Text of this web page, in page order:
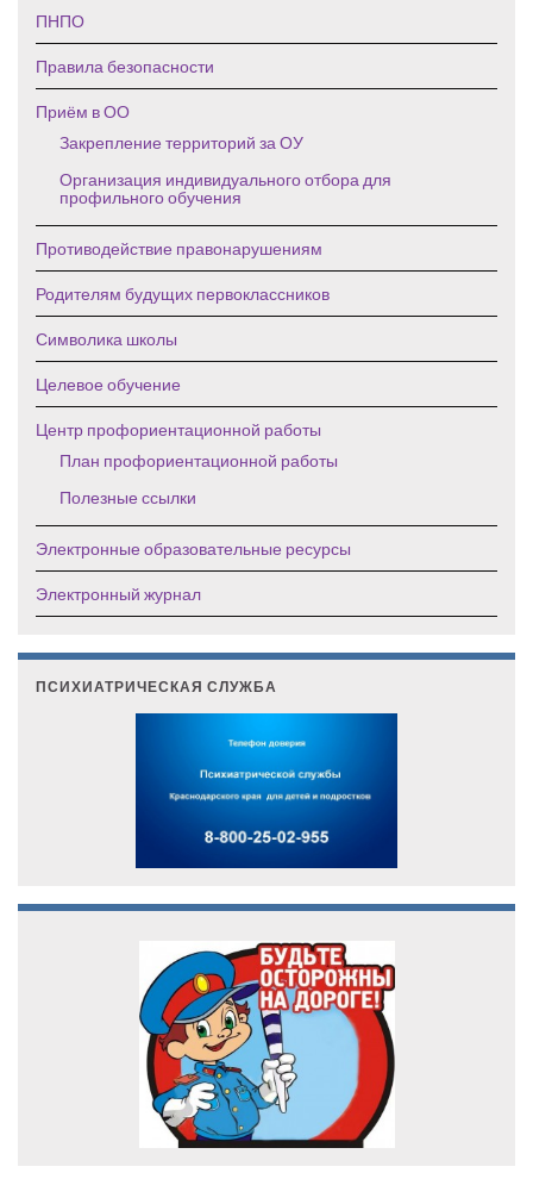
ПНПО
Правила безопасности
Приём в ОО
Закрепление территорий за ОУ
Организация индивидуального отбора для
профильного обучения
Противодействие правонарушениям
Родителям будущих первоклассников
Символика школы
Целевое обучение
Центр профориентационной работы
План профориентационной работы
Полезные ссылки
Электронные образовательные ресурсы
Электронный журнал
ПСИХИАТРИЧЕСКАЯ СЛУЖБА